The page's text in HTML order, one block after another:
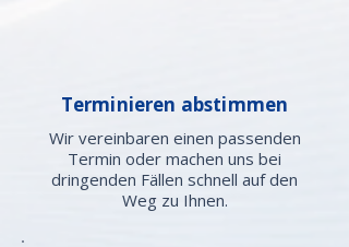
Terminieren abstimmen
Wir vereinbaren einen passenden
Termin oder machen uns bei
dringenden Fällen schnell auf den
Weg zu Ihnen.